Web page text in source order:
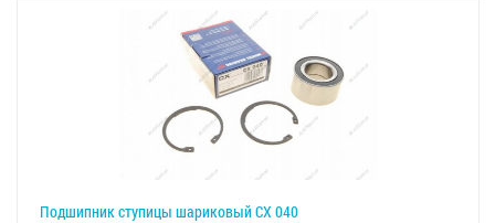
Подшипник ступицы шариковый CX 040